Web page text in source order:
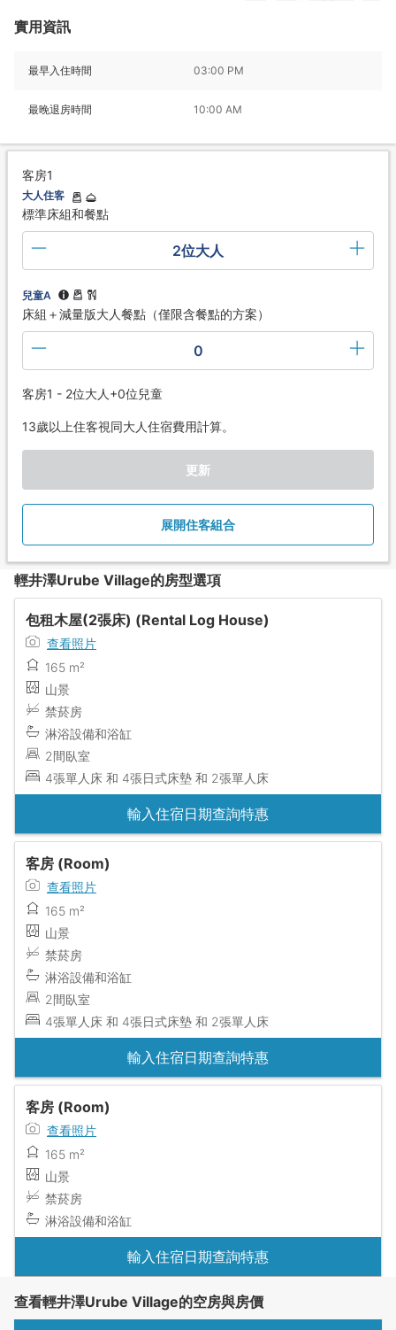
實用資訊
最早入住時間 03:00 PM
最晚退房時間 10:00 AM
客房1
大人住客
標準床組和餐點
2位大人
兒童A
床組＋減量版大人餐點（僅限含餐點的方案）
0
客房1 - 2位大人+0位兒童
13歲以上住客視同大人住宿費用計算。
更新
展開住客組合
輕井澤Urube Village的房型選項
包租木屋(2張床) (Rental Log House)
查看照片
165 m²
山景
禁菸房
淋浴設備和浴缸
2間臥室
4張單人床 和 4張日式床墊 和 2張單人床
輸入住宿日期查詢特惠
客房 (Room)
查看照片
165 m²
山景
禁菸房
淋浴設備和浴缸
2間臥室
4張單人床 和 4張日式床墊 和 2張單人床
輸入住宿日期查詢特惠
客房 (Room)
查看照片
165 m²
山景
禁菸房
淋浴設備和浴缸
輸入住宿日期查詢特惠
查看輕井澤Urube Village的空房與房價